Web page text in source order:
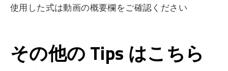
使用した式は動画の概要欄をご確認ください
その他の Tips はこちら